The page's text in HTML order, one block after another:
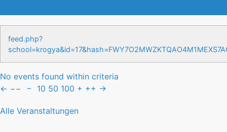
feed.php?
No events found within criteria
← −− − 10 50 100 + ++ →
Alle Veranstaltungen